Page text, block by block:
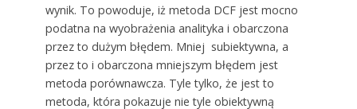
wynik. To powoduje, iż metoda DCF jest mocno
podatna na wyobrażenia analityka i obarczona
przez to dużym błędem. Mniej subiektywna, a
przez to i obarczona mniejszym błędem jest
metoda porównawcza. Tyle tylko, że jest to
metoda, która pokazuje nie tyle obiektywną